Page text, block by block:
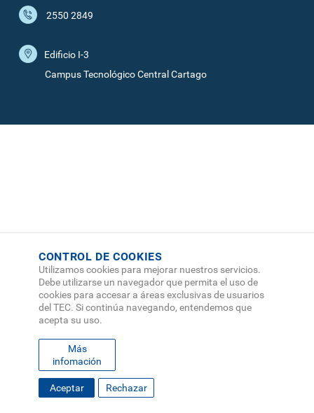
2550 2849
Edificio I-3
Campus Tecnológico Central Cartago
FOOTERMAPA DEL SITIO DIRECTORIO
CONTROL DE COOKIES
Utilizamos cookies para mejorar nuestros servicios.
Debe utilizarse un navegador que permita el uso de
cookies para accesar a áreas exclusivas de usuarios
del TEC. Si continúa navegando, entendemos que
acepta su uso.
Más
infomación
Aceptar Rechazar